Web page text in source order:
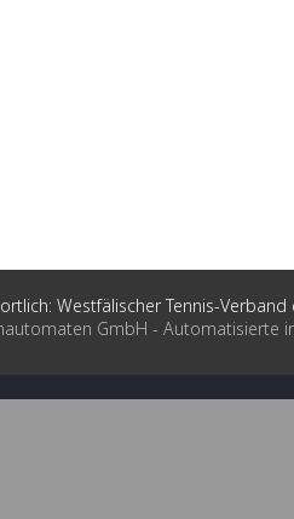
Westfälischer Tennis-Verband
GmbH - Automatisierte